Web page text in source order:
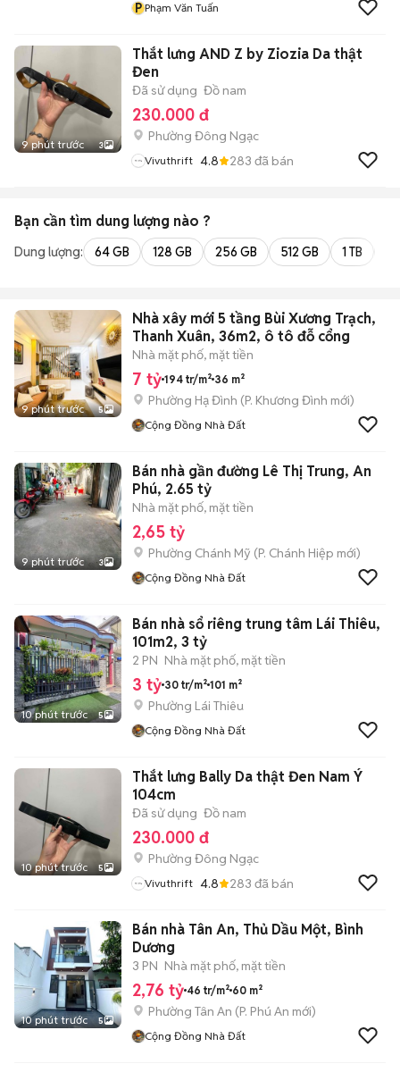
P Phạm Văn Tuấn
9 phút trước 3
Thắt lưng AND Z by Ziozia Da thật
Đen
Đã sử dụng Đồ nam
230.000 đ
Phường Đông Ngạc
Vivuthrift 4.8 283 đã bán
Bạn cần tìm dung lượng nào ?
Dung lượng: 64 GB 128 GB 256 GB 512 GB 1 TB
9 phút trước 5
Nhà xây mới 5 tầng Bùi Xương Trạch,
Thanh Xuân, 36m2, ô tô đỗ cổng
Nhà mặt phố, mặt tiền
7 tỷ 194 tr/m² 36 m²
Phường Hạ Đình (P. Khương Đình mới)
Cộng Đồng Nhà Đất
9 phút trước 3
Bán nhà gần đường Lê Thị Trung, An
Phú, 2.65 tỷ
Nhà mặt phố, mặt tiền
2,65 tỷ
Phường Chánh Mỹ (P. Chánh Hiệp mới)
Cộng Đồng Nhà Đất
10 phút trước 5
Bán nhà sổ riêng trung tâm Lái Thiêu,
101m2, 3 tỷ
2 PN Nhà mặt phố, mặt tiền
3 tỷ 30 tr/m² 101 m²
Phường Lái Thiêu
Cộng Đồng Nhà Đất
10 phút trước 5
Thắt lưng Bally Da thật Đen Nam Ý
104cm
Đã sử dụng Đồ nam
230.000 đ
Phường Đông Ngạc
Vivuthrift 4.8 283 đã bán
10 phút trước 5
Bán nhà Tân An, Thủ Dầu Một, Bình
Dương
3 PN Nhà mặt phố, mặt tiền
2,76 tỷ 46 tr/m² 60 m²
Phường Tân An (P. Phú An mới)
Cộng Đồng Nhà Đất